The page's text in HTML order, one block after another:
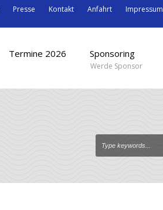
Presse Kontakt Anfahrt Impressum
Termine 2026 Sponsoring
Werde Sponsor